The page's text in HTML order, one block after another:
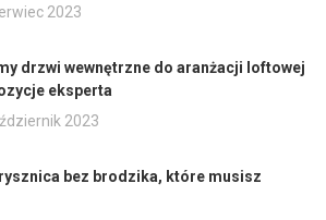
2023
drzwi wewnętrzne do aranżacji loftowej
eksperta
2023
bez brodzika, które musisz